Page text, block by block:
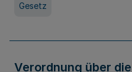
Gesetz
Verordnung über